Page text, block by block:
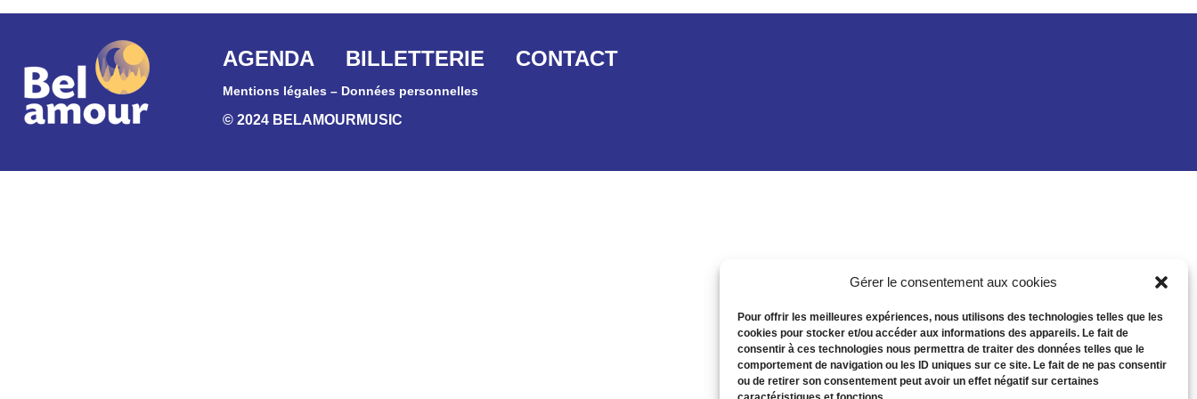
Gérer le consentement aux cookies
Pour offrir les meilleures expériences, nous utilisons des technologies telles que les
cookies pour stocker et/ou accéder aux informations des appareils. Le fait de
consentir à ces technologies nous permettra de traiter des données telles que le
comportement de navigation ou les ID uniques sur ce site. Le fait de ne pas consentir
ou de retirer son consentement peut avoir un effet négatif sur certaines
AGENDA BILLETTERIE CONTACT
Mentions légales – Données personnelles
© 2024 BELAMOURMUSIC